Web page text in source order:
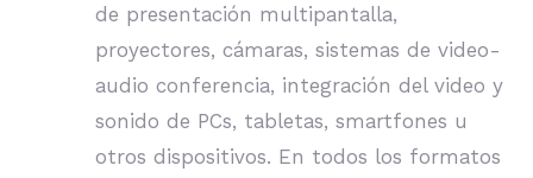
de presentación multipantalla,
proyectores, cámaras, sistemas de video-
audio conferencia, integración del video y
sonido de PCs, tabletas, smartfones u
otros dispositivos. En todos los formatos